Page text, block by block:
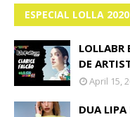
ESPECIAL LOLLA 2020
LOLLABR
DE
April 15,
DUA LIPA